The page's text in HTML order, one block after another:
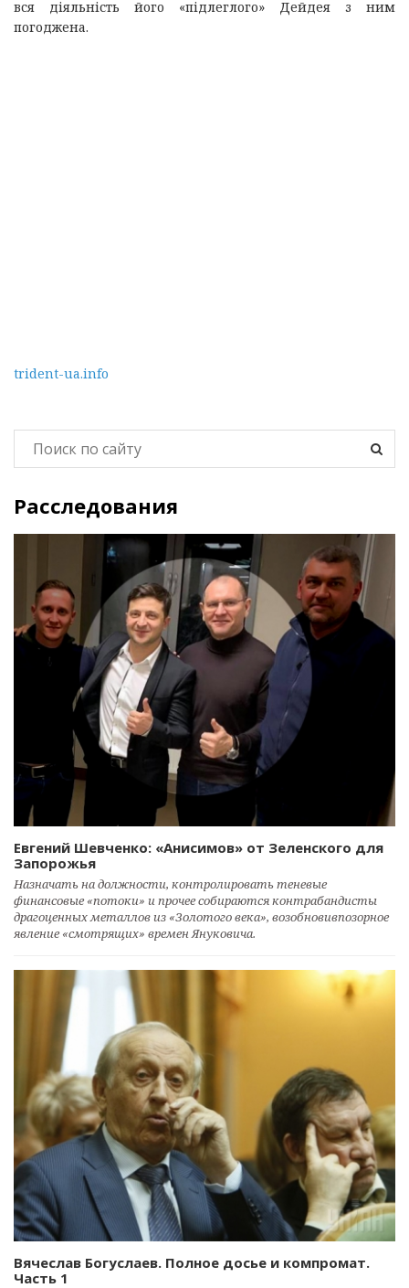
вся діяльність його «підлеглого» Дейдея з ним
погоджена.
trident-ua.info
Расследования
Евгений Шевченко: «Анисимов» от Зеленского для
Запорожья
Назначать на должности, контролировать теневые
финансовые «потоки» и прочее собираются контрабандисты
драгоценных металлов из «Золотого века», возобновивпозорное
явление «смотрящих» времен Януковича.
Вячеслав Богуслаев. Полное досье и компромат.
Часть 1